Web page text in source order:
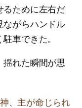
るために左右だ
ながらハンドル
車できた。
れた瞬間が思
、主が命じられ